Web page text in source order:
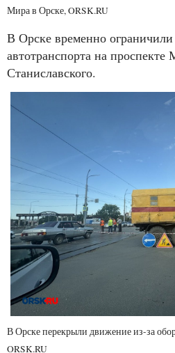
Мира в Орске, ORSK.RU
В Орске временно
автотранспорта на
Станиславского.
В Орске перекрыли движение из-за
ORSK.RU